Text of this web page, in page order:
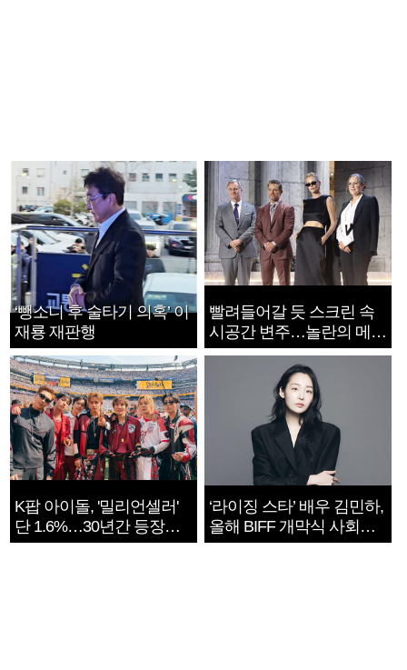
‘뺑소니 후 술타기 의혹’ 이
재룡 재판행
빨려들어갈 듯 스크린 속
시공간 변주…놀란의 메시
지는 ‘전쟁 속죄’
K팝 아이돌, '밀리언셀러'
단 1.6%…30년간 등장
1182개팀 전수조사
‘라이징 스타’ 배우 김민하,
올해 BIFF 개막식 사회자
확정